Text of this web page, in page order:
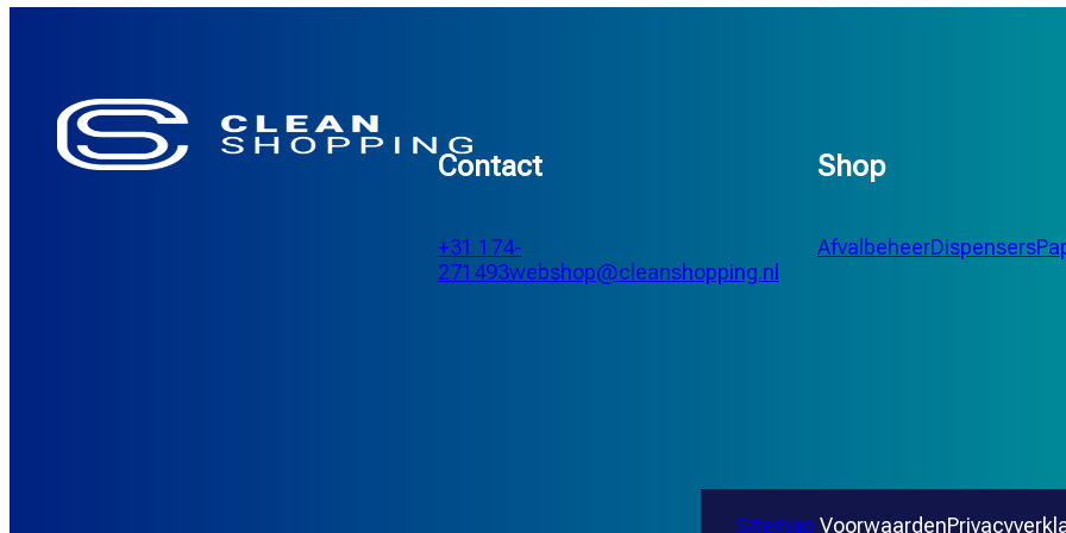
Contact
+31 174-
271493webshop@cleanshopping.nl
Shop
AfvalbeheerDispensers
Sitemap Voorwaarden